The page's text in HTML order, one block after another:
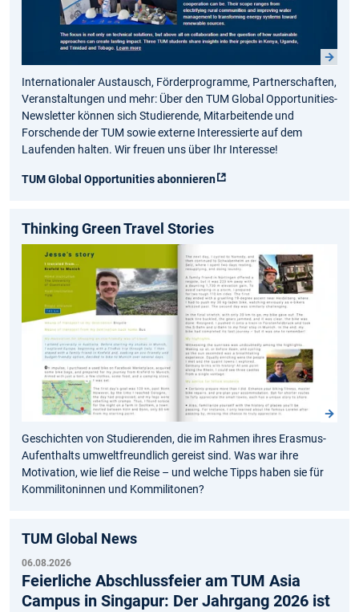
Internationaler Austausch, Förderprogramme, Partnerschaften,
Veranstaltungen und mehr: Über den TUM Global Opportunities-
Newsletter können sich Studierende, Mitarbeitende und
Forschende der TUM sowie externe Interessierte auf dem
Laufenden halten. Wir freuen uns über Ihr Interesse!
TUM Global Opportunities abonnieren
Thinking Green Travel Stories
Geschichten von Studierenden, die im Rahmen ihres Erasmus-
Aufenthalts umweltfreundlich gereist sind. Was war ihre
Motivation, wie lief die Reise – und welche Tipps haben sie für
Kommilitoninnen und Kommilitonen?
TUM Global News
06.08.2026
Feierliche Abschlussfeier am TUM Asia
Campus in Singapur: Der Jahrgang 2026 ist